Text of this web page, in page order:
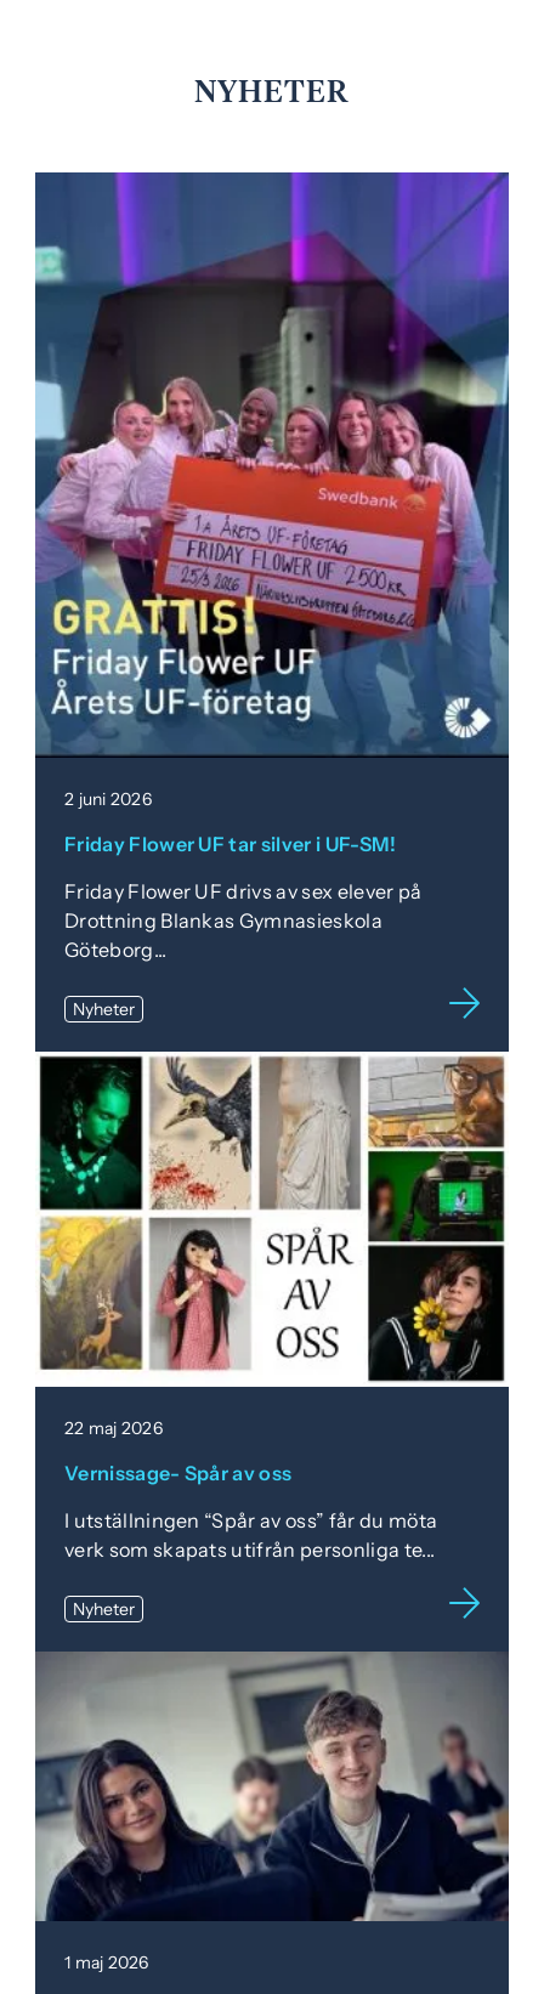
NYHETER
2 juni 2026
Friday Flower UF tar silver i UF-SM!
Friday Flower UF drivs av sex elever på
Drottning Blankas Gymnasieskola
Göteborg...
Nyheter
22 maj 2026
Vernissage- Spår av oss
I utställningen “Spår av oss” får du möta
verk som skapats utifrån personliga te...
Nyheter
1 maj 2026